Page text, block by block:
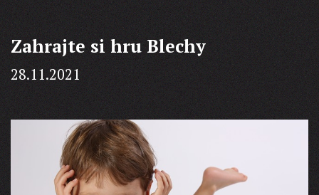
Zahrajte si hru Blechy
28.11.2021